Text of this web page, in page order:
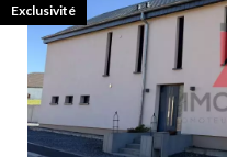
Exclusivité